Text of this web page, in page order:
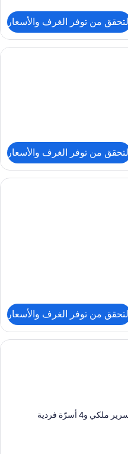
من توفر الغرف والأسعار
ملاءات من القطن المصري وأغطية
من توفر الغرف والأسعار
ملاءات من القطن المصري وأغطية
من توفر الغرف والأسعار
ملاءات من القطن المصري وأغطية
و4 أسرّة فردية